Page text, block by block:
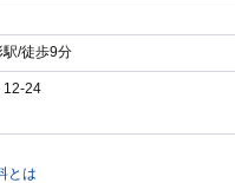
駅/徒歩9分
12-24
とは